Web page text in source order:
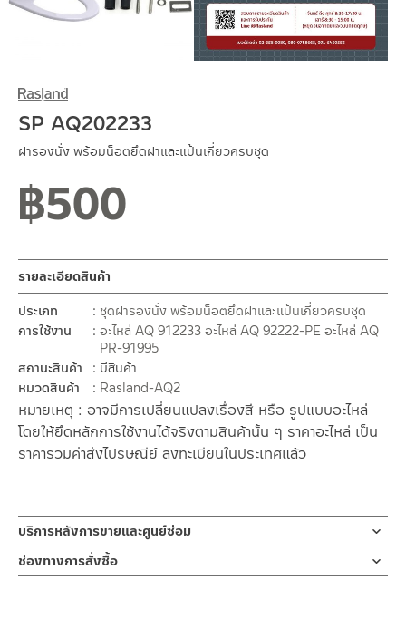
SP AQ202233
ฝารองนั่ง พร้อมน็อตยึดฝาและแป้นเกี่ยวครบชุด
฿500
รายละเอียดสินค้า
ประเภท
ชุดฝารองนั่ง พร้อมน็อตยึดฝาและแป้นเกี่ยวครบชุด
การใช้งาน
อะไหล่ AQ 912233 อะไหล่ AQ 92222-PE อะไหล่ AQ
PR-91995
สถานะสินค้า
มีสินค้า
หมวดสินค้า
Rasland-AQ2
หมายเหตุ : อาจมีการเปลี่ยนแปลงเรื่องสี หรือ รูปแบบอะไหล่
โดยให้ยึดหลักการใช้งานได้จริงตามสินค้านั้น ๆ ราคาอะไหล่ เป็น
ราคารวมค่าส่งไปรษณีย์ ลงทะเบียนในประเทศแล้ว
บริการหลังการขายและศูนย์ซ่อม
ช่องทางออนไลน์
– Email: contact@charnpaiboon.com
ช่องทางการสั่งซื้อ